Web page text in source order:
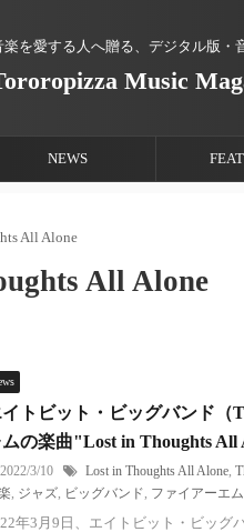
楽を愛する人へ贈る、デジタル版・
Music
NEWS
All Alone
All Alone
イトビット・ビッグバンド（
ムの楽曲"Lost in Thoughts All
2022/3/10 Lost in Thoughts All Alone
ジャズ ビッグバンド ファイアーエ
年3月9日、エイトビット・ビッグ